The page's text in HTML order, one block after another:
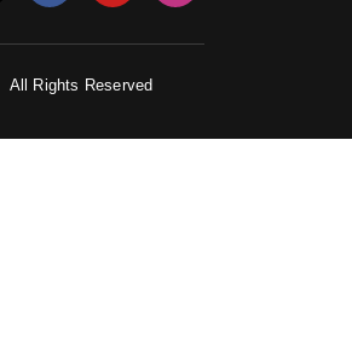
All Rights Reserved